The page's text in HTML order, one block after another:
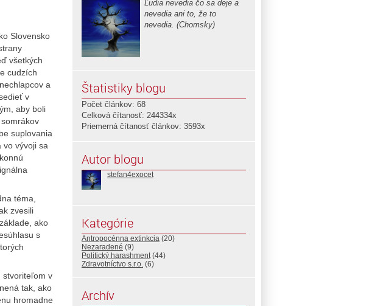
Slovensko
všetkých
cudzích
a
v
aby boli
suplovania
vo vývoji sa
téma,
zvesili
ako
s
stvoriteľom v
tak, ako
hromadne
Ľudia nevedia čo sa deje a
nevedia ani to, že to
nevedia. (Chomsky)
Štatistiky blogu
Počet článkov: 68
Celková čítanosť: 244334x
Priemerná čítanosť článkov: 3593x
Autor blogu
stefan4exocet
Kategórie
Antropocénna extinkcia (20)
Nezaradené (9)
Politický harashment(44)
Zdravotníctvo s.r.o. (6)
Archív